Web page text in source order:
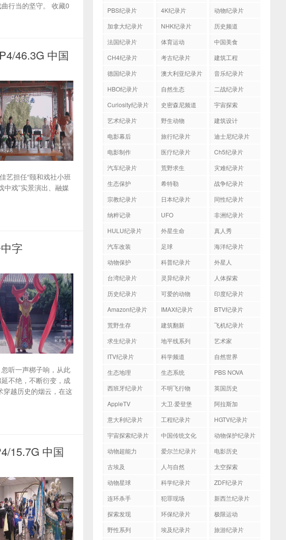
行当的坚守。 收藏0
46.3G 中国
艺担任“颐和戏社小班
中戏”实景演出、融媒
字
听一声梆子响，从此
不绝，不断衍变，成
越历史的烟云，在这
15.7G 中国
PBS纪录片
4K纪录片
动物纪录片
加拿大纪录片
NHK纪录片
历史频道
法国纪录片
体育运动
中国美食
CH4纪录片
考古纪录片
建筑工程
德国纪录片
澳大利亚纪录片
音乐纪录片
HBO纪录片
自然生态
二战纪录片
Curiosity纪录片
史密森尼频道
宇宙探索
艺术纪录片
野生动物
建筑设计
电影幕后
旅行纪录片
迪士尼纪录片
电影制作
医疗纪录片
Ch5纪录片
汽车纪录片
荒野求生
灾难纪录片
生态保护
希特勒
战争纪录片
宗教纪录片
日本纪录片
同性纪录片
纳粹记录
UFO
非洲纪录片
HULU纪录片
外星生命
真人秀
汽车改装
足球
海洋纪录片
动物保护
科普纪录片
外星人
台湾纪录片
灵异纪录片
人体探索
历史纪录片
可爱的动物
印度纪录片
Amazon纪录片
IMAX纪录片
BTV纪录片
荒野生存
建筑翻新
飞机纪录片
求生纪录片
地平线系列
艺术家
ITV纪录片
科学频道
自然世界
生态地理
生态系统
PBS NOVA
西班牙纪录片
不明飞行物
英国历史
AppleTV
大卫·爱登堡
阿拉斯加
意大利纪录片
工程纪录片
HGTV纪录片
宇宙探索纪录片
中国传统文化
动物保护纪录片
动物超能力
爱尔兰纪录片
电影历史
古埃及
人与自然
太空探索
动物星球
科学纪录片
ZDF纪录片
连环杀手
犯罪现场
新西兰纪录片
探索发现
环保纪录片
极限运动
野性系列
埃及纪录片
旅游纪录片